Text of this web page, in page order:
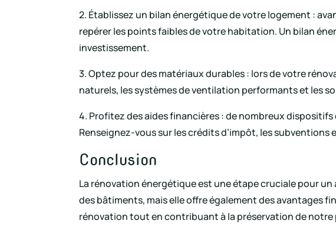
2. Établissez un bilan énergétique de votre logement :
repérer les points faibles de votre habitation. Un bilan
investissement.
3. Optez pour des matériaux durables : lors de votre
naturels, les systèmes de ventilation performants et les
4. Profitez des aides financières : de nombreux
Renseignez-vous sur les crédits d’impôt, les
Conclusion
La rénovation énergétique est une étape cruciale pour
des bâtiments, mais elle offre également des avantages
rénovation tout en contribuant à la préservation de notre